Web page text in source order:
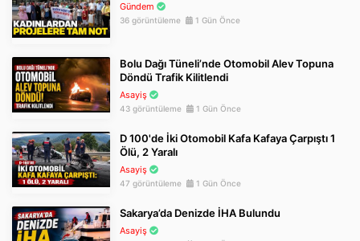
Gündem
36 görüntüleme 1 Gün Önce
Bolu Dağı Tüneli’nde Otomobil Alev Topuna
Döndü Trafik Kilitlendi
Asayiş
43 görüntüleme 1 Gün Önce
D 100'de İki Otomobil Kafa Kafaya Çarpıştı 1
Ölü, 2 Yaralı
Asayiş
47 görüntüleme 1 Gün Önce
Sakarya’da Denizde İHA Bulundu
Asayiş